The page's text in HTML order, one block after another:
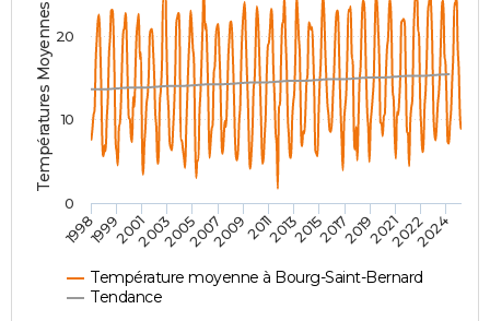
Destinations
City break
Voyage nature
Voyage de noces
Forum
Climat
PHOTO
GUIDES D'ACHAT
BONS PLANS
CARTE DE VOEUX
Carte de Noël
Carte Bonne année
Carte Saint-Valentin
Carte Pâques
Carte d'anniversaire
DICTIONNAIRE
Dictionnaire
Biographies
Citations
Expressions
Proverbes
PROGRAMME TV
COPAINS D'AVANT
Températures Moyennes ( °C )
Température moyenne à Bourg-Saint-Bernard
Tendance
199819992001200320052007200920112013201520172019202120222024
0
10
20